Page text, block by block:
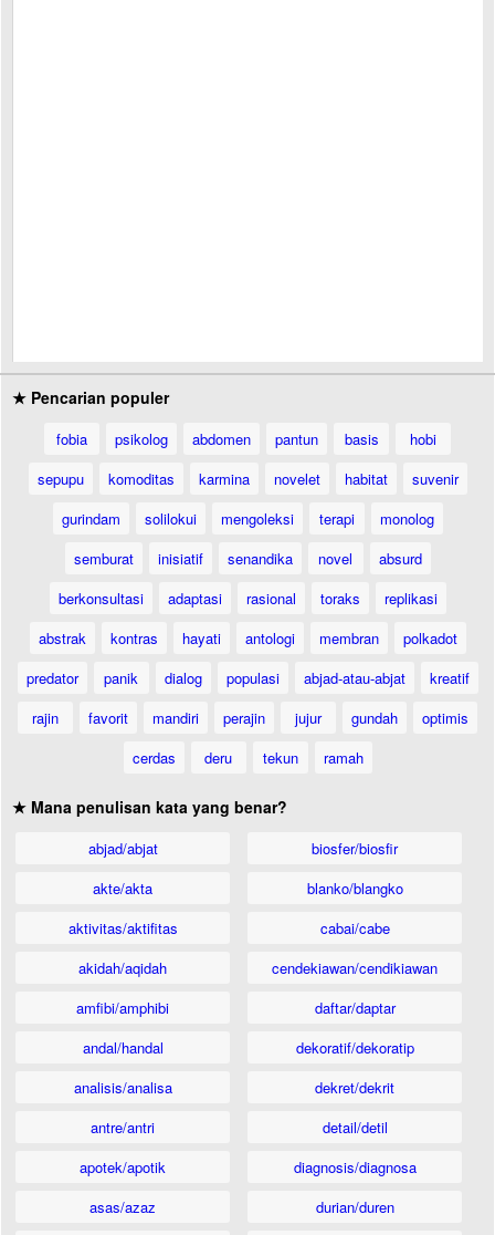
★ Pencarian populer
fobia psikolog abdomen pantun basis
hobi
sepupu
komoditas karmina novelet habitat
suvenir
gurindam
solilokui mengoleksi terapi
monolog
semburat
inisiatif senandika novel
absurd
berkonsultasi
adaptasi rasional toraks
replikasi
abstrak
kontras hayati antologi membran
polkadot
predator
panik dialog populasi abjad-atau-abjat
kreatif
rajin
favorit mandiri perajin jujur gundah
optimis
cerdas
deru tekun ramah
★ Mana penulisan kata yang benar?
abjad/abjat
akte/akta
aktivitas/aktifitas
akidah/aqidah
amfibi/amphibi
andal/handal
analisis/analisa
antre/antri
apotek/apotik
asas/azaz
biosfer/biosfir
blanko/blangko
cabai/cabe
cendekiawan/cendikiawan
daftar/daptar
dekoratif/dekoratip
dekret/dekrit
detail/detil
diagnosis/diagnosa
durian/duren